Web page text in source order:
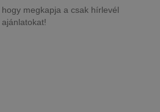
megkapja a csak hírlevél